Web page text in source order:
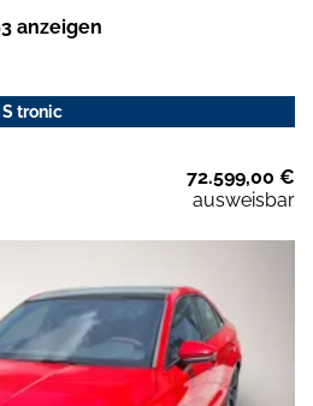
anzeigen
S tronic
72.599,00 €
ausweisbar